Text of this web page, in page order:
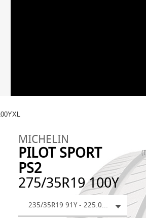
MICHELIN
PILOT SPORT
PS2
275/35R19 100Y
235/35R19 91Y - 225.05 €